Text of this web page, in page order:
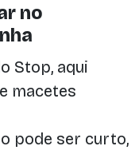
no
Stop, aqui
macetes
pode ser curto,